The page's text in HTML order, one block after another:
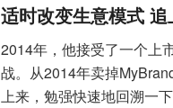
适时改变生意模式
2014年，他接受了一个上
战。从2014年卖掉
上来，勉强快速地回溯一